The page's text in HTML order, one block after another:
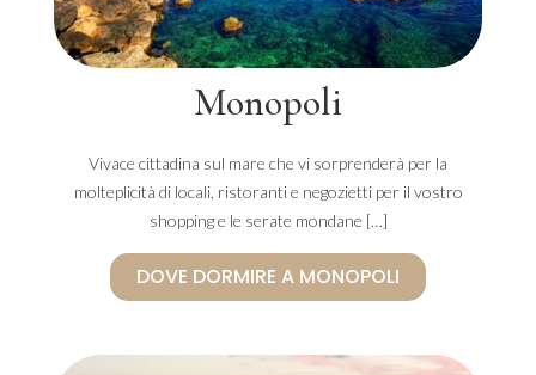
Monopoli
Vivace cittadina sul mare che vi sorprenderà per la
molteplicità di locali, ristoranti e negozietti per il vostro
shopping e le serate mondane […]
DOVE DORMIRE A MONOPOLI